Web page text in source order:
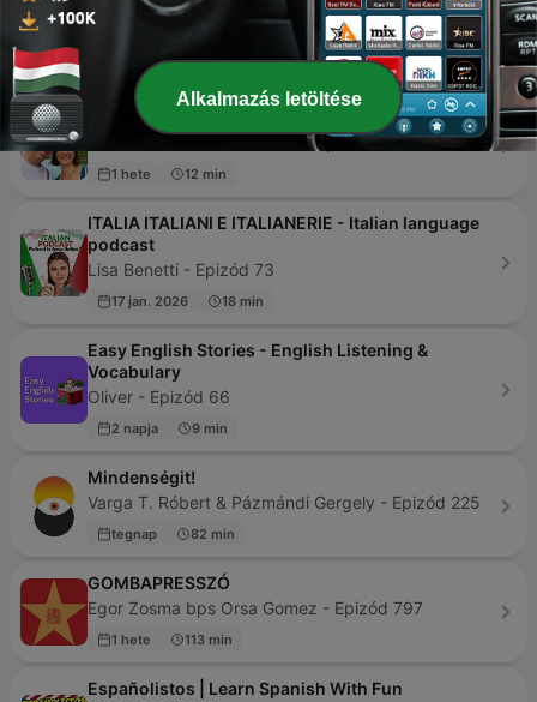
Intermediate Spanish Stories
InterSpanish - Epizód 83
1 hete 28 min
Real Spanish Conversations, by Notes in Spanish
Ben Curtis and Marina Diez - Epizód 120
1 hete 12 min
ITALIA ITALIANI E ITALIANERIE - Italian language
podcast
Lisa Benetti - Epizód 73
17 jan. 2026 18 min
Easy English Stories - English Listening &
Vocabulary
Oliver - Epizód 66
2 napja 9 min
Mindenségit!
Varga T. Róbert & Pázmándi Gergely - Epizód 225
tegnap 82 min
GOMBAPRESSZÓ
Egor Zosma bps Orsa Gomez - Epizód 797
1 hete 113 min
Españolistos | Learn Spanish With Fun
Alkalmazás letöltése